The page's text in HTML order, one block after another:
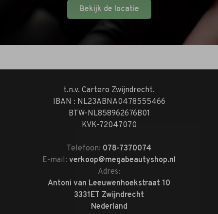
Bekijk de locatie
t.n.v. Cartero Zwijndrecht.
IBAN : NL23ABNA0478555466
BTW-NL858962676B01
KVK-72047070
Telefoon: 078-7370074
E-mail: verkoop@megabeautyshop.nl
Adres:
Antoni van Leeuwenhoekstraat 10
3331ET Zwijndrecht
Nederland